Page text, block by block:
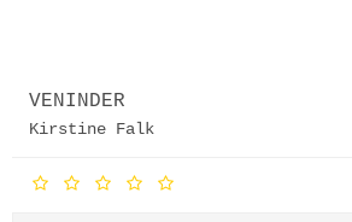
VENINDER
Kirstine Falk